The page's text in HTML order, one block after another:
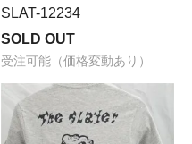
SLAT-12234
SOLD OUT
受注可能（価格変動あり）